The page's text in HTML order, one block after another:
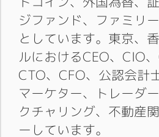
ジファンド、ファミリ
としています。東京、
ルにおけるCEO、CIO、
CTO、CFO、公認会計
マーケター、トレーダ
クチャリング、不動産
ーしています。